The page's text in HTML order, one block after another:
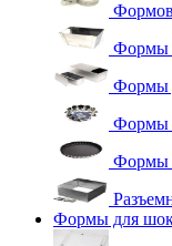
Формы
Формы
Формы
Формы
Формы для